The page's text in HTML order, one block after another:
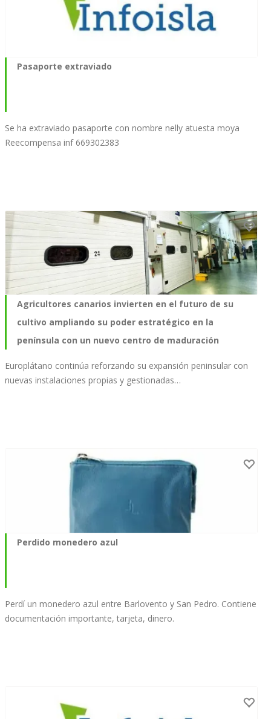
Pasaporte extraviado
Se ha extraviado pasaporte con nombre nelly atuesta moya
Reecompensa inf 669302383
Agricultores canarios invierten en el futuro de su
cultivo ampliando su poder estratégico en la
península con un nuevo centro de maduración
Europlátano continúa reforzando su expansión peninsular con
nuevas instalaciones propias y gestionadas…
Perdido monedero azul
Perdí un monedero azul entre Barlovento y San Pedro. Contiene
documentación importante, tarjeta, dinero.